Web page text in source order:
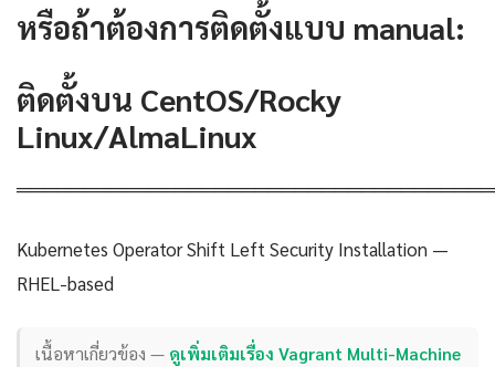
หรือถ้าต้องการติดตั้งแบบ manual:
ติดตั้งบน CentOS/Rocky
Linux/AlmaLinux
Kubernetes Operator Shift Left Security Installation —
RHEL-based
เนื้อหาเกี่ยวข้อง — ดูเพิ่มเติมเรื่อง Vagrant Multi-Machine